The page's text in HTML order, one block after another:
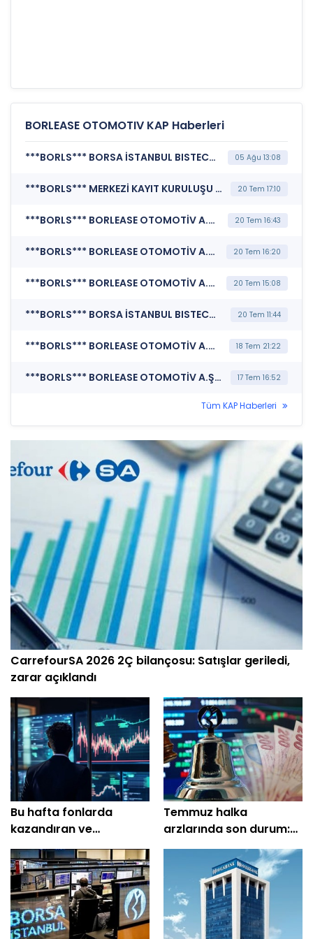
BORLEASE OTOMOTIV KAP Haberleri
***BORLS*** BORSA İSTANBUL BISTECH DEVRE KESİCİ UYGULAMASI (Pay Bazında Devre Kesici Bildirimi) 05 Ağu 13:08
***BORLS*** MERKEZİ KAYIT KURULUŞU A.Ş. (Merkezi Kayıt Kuruluşu A.Ş. Duyurusu) 20 Tem 17:10
***BORLS*** BORLEASE OTOMOTİV A.Ş. (Pay Dışında Sermaye Piyasası Aracı İşlemlerine İlişkin Bildirim (Faiz İçeren)) 20 Tem 16:43
***BORLS*** BORLEASE OTOMOTİV A.Ş. (Pay Dışında Sermaye Piyasası Aracı İşlemlerine İlişkin Bildirim (Faiz İçeren)) 20 Tem 16:20
***BORLS*** BORLEASE OTOMOTİV A.Ş. (Pay Dışında Sermaye Piyasası Aracı İşlemlerine İlişkin Bildirim (Faiz İçeren)) 20 Tem 15:08
***BORLS*** BORSA İSTANBUL BISTECH DEVRE KESİCİ UYGULAMASI (Pay Bazında Devre Kesici Bildirimi) 20 Tem 11:44
***BORLS*** BORLEASE OTOMOTİV A.Ş. (Pay Dışında Sermaye Piyasası Aracı İşlemlerine İlişkin Bildirim (Faiz İçeren)) 18 Tem 21:22
***BORLS*** BORLEASE OTOMOTİV A.Ş. (Bağımsız Denetim Kuruluşunun Belirlenmesi) 17 Tem 16:52
Tüm KAP Haberleri
CarrefourSA 2026 2Ç bilançosu: Satışlar geriledi,
zarar açıklandı
Bu hafta fonlarda
kazandıran ve
kaybettirenler belli oldu
Temmuz halka
arzlarında son durum:
En çok kazandıran belli